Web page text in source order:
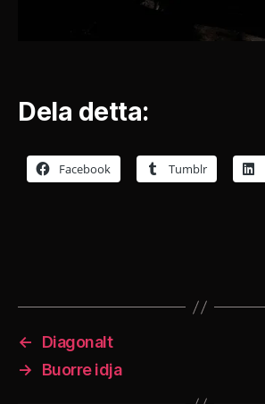
Dela detta:
Facebook Tumblr
←
Diagonalt
→
Buorre idja